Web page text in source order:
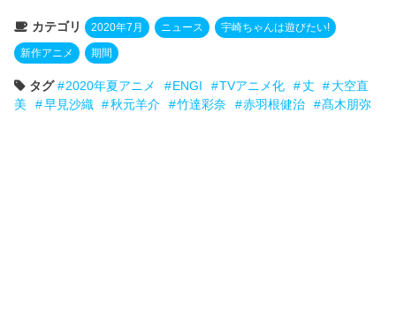
カテゴリ 2020年7月 ニュース 宇崎ちゃんは遊びたい!
新作アニメ 期間
タグ 2020年夏アニメ ENGI TVアニメ化 丈
大空直
美
早見沙織 秋元羊介 竹達彩奈 赤羽根健治 髙木朋弥